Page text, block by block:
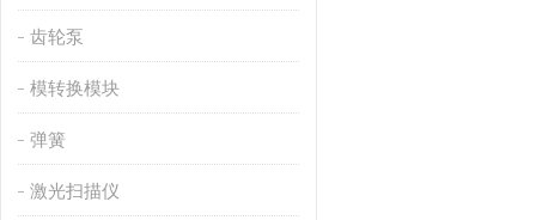
齿轮泵
模转换模块
弹簧
激光扫描仪